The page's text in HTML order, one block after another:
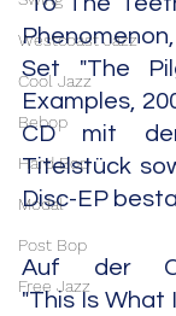
Westcoast Jazz
Cool Jazz
Bebop
Hard Bop
Modal
Post Bop
Free Jazz
Set "The
Examples,
CD mit
Titelstück
Disc-EP
Auf der
"This Is What